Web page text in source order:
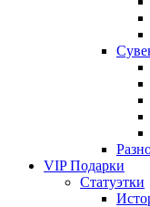
VIP Подарки
Статуэтки